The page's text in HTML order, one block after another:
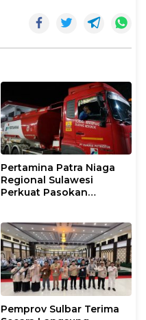
Pertamina Patra Niaga
Regional Sulawesi
Perkuat Pasokan
Pemprov Sulbar Terima